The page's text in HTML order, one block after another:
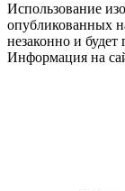
Использование
опубликованных
незаконно и будет
Информация на